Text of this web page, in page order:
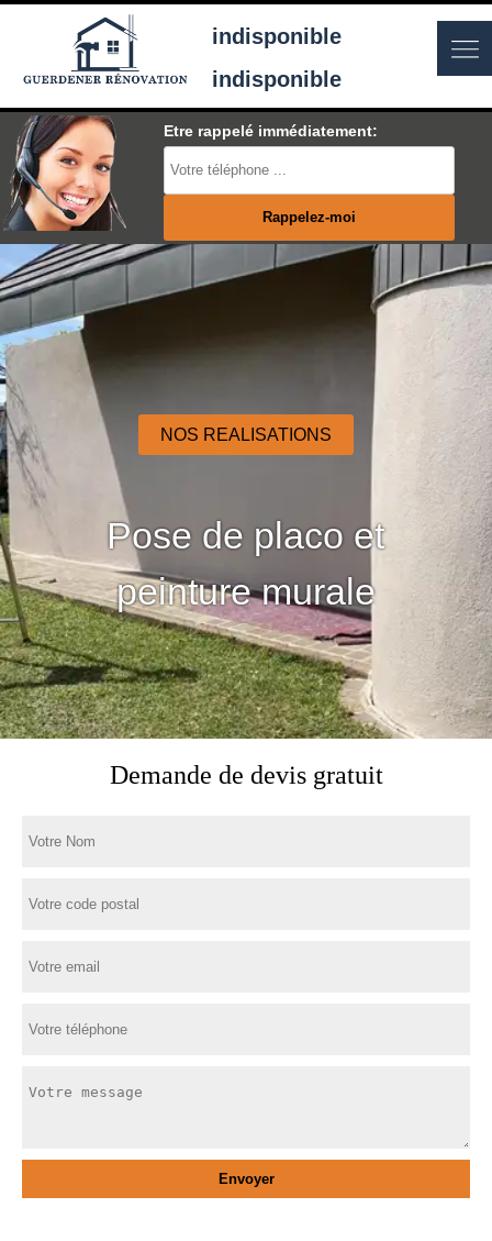
indisponible
indisponible
Etre rappelé immédiatement:
NOS REALISATIONS
Pose de placo et
peinture murale
Demande de devis gratuit